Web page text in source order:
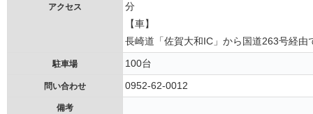
アクセス
分
【車】
長崎道「佐賀大和IC」から国道263号経由
駐車場 100台
問い合わせ 0952-62-0012
備考